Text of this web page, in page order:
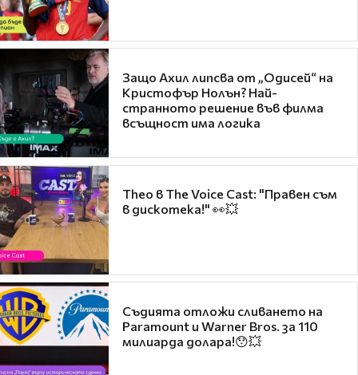
Защо Ахил липсва от „Одисей“ на
Кристофър Нолън? Най-
странното решение във филма
всъщност има логика
Theo в The Voice Cast: "Правен съм
в дискотека!" 👀💥
Съдията отложи сливането на
Paramount и Warner Bros. за 110
милиарда долара!😯💥